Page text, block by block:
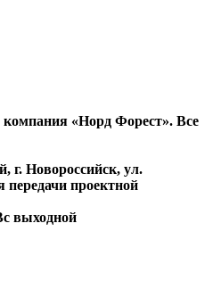
«Норд Форест». Все
г. Новороссийск, ул.
передачи проектной
выходной